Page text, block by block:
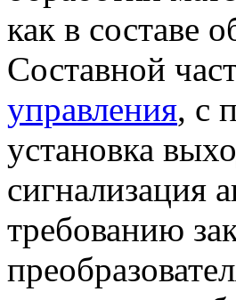
как в составе
Составной
управления, с
установка
сигнализация
требованию